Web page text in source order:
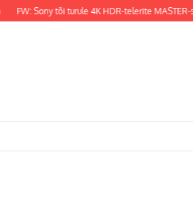
FW: Sony tõi turule 4K HDR-telerite